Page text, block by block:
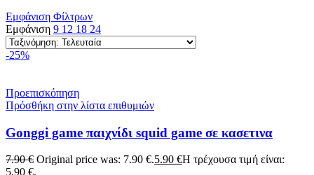
Εμφάνιση Φίλτρων
Εμφάνιση 9 12 18 24
-25%
Προεπισκόπηση
Πρόσθήκη στην λίστα επιθυμιών
Gonggi game παιχνίδι squid game σε κασετινα
7.90€ Original price was: 7.90 €.5.90 €Η τρέχουσα τιμή είναι:
5.90 €.